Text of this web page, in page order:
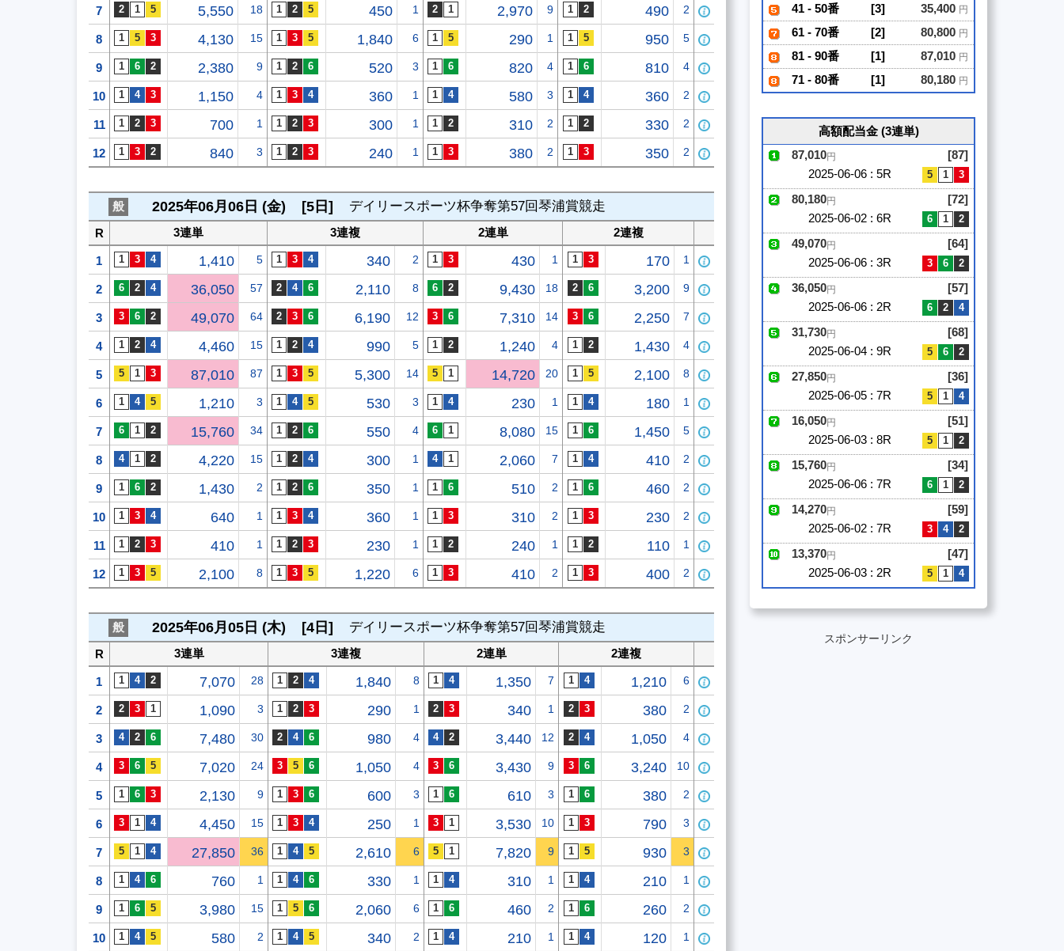
7 5,550 18 450 1 2,970 9 490 2
8 4,130 15 1,840 6 290 1 950 5
9 2,380 9 520 3 820 4 810 4
10 1,150 4 360 1 580 3 360 2
11 700 1 300 1 310 2 330 2
12 840 3 240 1 380 2 350 2
般 2025年06月06日 (金) [5日] デイリースポーツ杯争奪第57回琴浦賞競走
R 3連単 3連複 2連単 2連複
1 1,410 5 340 2 430 1 170 1
2 36,050 57 2,110 8 9,430 18 3,200 9
3 49,070 64 6,190 12 7,310 14 2,250 7
4 4,460 15 990 5 1,240 4 1,430 4
5 87,010 87 5,300 14 14,720 20 2,100 8
6 1,210 3 530 3 230 1 180 1
7 15,760 34 550 4 8,080 15 1,450 5
8 4,220 15 300 1 2,060 7 410 2
9 1,430 2 350 1 510 2 460 2
10 640 1 360 1 310 2 230 2
11 410 1 230 1 240 1 110 1
12 2,100 8 1,220 6 410 2 400 2
般 2025年06月05日 (木) [4日] デイリースポーツ杯争奪第57回琴浦賞競走
R 3連単 3連複 2連単 2連複
1 7,070 28 1,840 8 1,350 7 1,210 6
2 1,090 3 290 1 340 1 380 2
3 7,480 30 980 4 3,440 12 1,050 4
4 7,020 24 1,050 4 3,430 9 3,240 10
5 2,130 9 600 3 610 3 380 2
6 4,450 15 250 1 3,530 10 790 3
7 27,850 36 2,610 6 7,820 9 930 3
8 760 1 330 1 310 1 210 1
9 3,980 15 2,060 6 460 2 260 2
10 580 2 340 2 210 1 120 1
41 - 50番 [3] 35,400 円
61 - 70番 [2] 80,800 円
81 - 90番 [1] 87,010 円
71 - 80番 [1] 80,180 円
高額配当金 (3連単)
87,010円
[87]
2025-06-06 : 5R
80,180円
[72]
2025-06-02 : 6R
49,070円
[64]
2025-06-06 : 3R
36,050円
[57]
2025-06-06 : 2R
31,730円
[68]
2025-06-04 : 9R
27,850円
[36]
2025-06-05 : 7R
16,050円
[51]
2025-06-03 : 8R
15,760円
[34]
2025-06-06 : 7R
14,270円
[59]
2025-06-02 : 7R
13,370円
[47]
2025-06-03 : 2R
スポンサーリンク